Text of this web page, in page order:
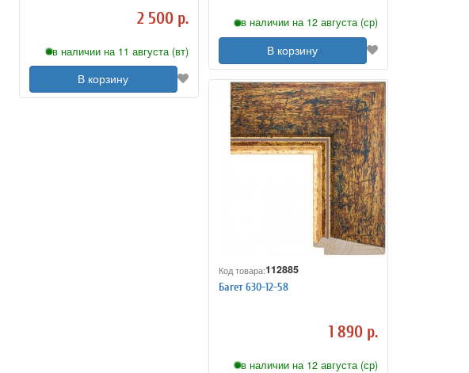
2 500 р.
в наличии на 11 августа (вт)
В корзину
в наличии на 12 августа (ср)
В корзину
Код товара:112885
Багет 630-12-58
1 890 р.
в наличии на 12 августа (ср)